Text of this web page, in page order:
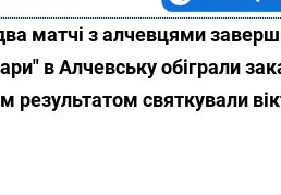
матчі з алчевцями
в Алчевську обіграли
результатом святкували